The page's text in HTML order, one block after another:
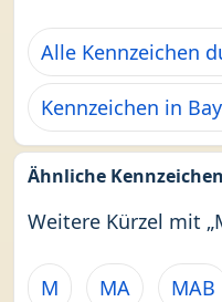
Alle Kennzeichen
Kennzeichen in
Ähnliche Kennzeichen
Weitere Kürzel mit
M MA MAB